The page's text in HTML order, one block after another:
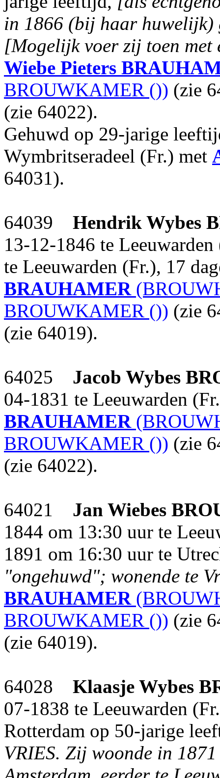
in 1866 (bij haar huwelijk)
[Mogelijk voer zij toen met
Wiebe Pieters
BROUWKAMER ()) (zie
(zie 64022).
Gehuwd op 29-jarige
Wymbritseradeel (Fr.) met
64031).
64039 Hendrik Wybes
13-12-1846 te
te Leeuwarden (Fr.), 17
BRAUHAMER
BROUWKAMER ()) (zie
(zie 64019).
64025 Jacob Wybes
04-1831 te Leeuwarden
BRAUHAMER
BROUWKAMER ()) (zie
(zie 64022).
64021 Jan Wiebes
1844 om 13:30 uur te
1891 om 16:30 uur te
"ongehuwd"; wonende te
BRAUHAMER
BROUWKAMER ()) (zie
(zie 64019).
64028 Klaasje Wybes
07-1838 te Leeuwarden
Rotterdam op 50-jarige
VRIES. Zij woonde in